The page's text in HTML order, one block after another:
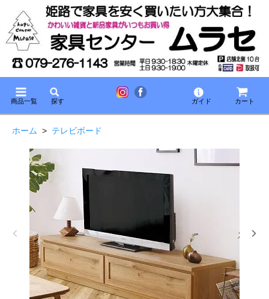
商品一覧 探す ガイド カート
ホーム > テレビボード